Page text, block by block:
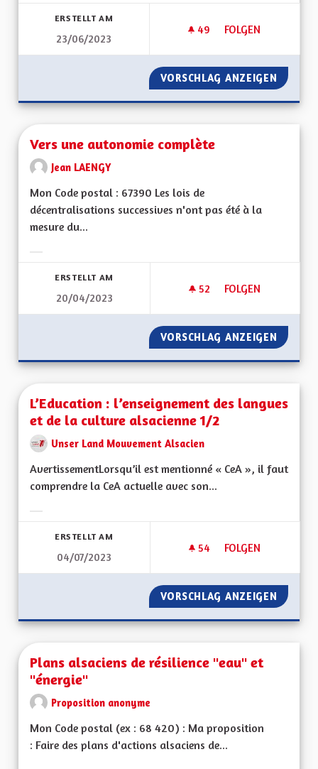
ERSTELLT AM
23/06/2023
49 49 FOLLOWER
FOLGEN
PROPOSITION
VORSCHLAG ANZEIGEN
Vers une autonomie complète
Jean LAENGY
Mon Code postal : 67390 Les lois de
décentralisations successives n'ont pas été à la
mesure du...
ERSTELLT AM
20/04/2023
52 52 FOLLOWER
FOLGEN
VERS UNE
VORSCHLAG ANZEIGEN VERS
L’Education : l’enseignement des langues
et de la culture alsacienne 1/2
Unser Land Mouvement Alsacien
AvertissementLorsqu’il est mentionné « CeA », il faut
comprendre la CeA actuelle avec son...
ERSTELLT AM
04/07/2023
54 54 FOLLOWER
FOLGEN
L’EDUCATION :
VORSCHLAG ANZEIGEN
Plans alsaciens de résilience "eau" et
"énergie"
Proposition anonyme
Mon Code postal (ex : 68 420) : Ma proposition
: Faire des plans d'actions alsaciens de...